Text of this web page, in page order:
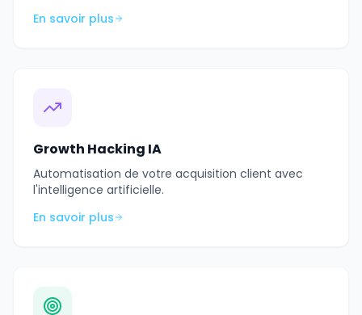
En savoir plus
Growth Hacking IA
Automatisation de votre acquisition client avec
l'intelligence artificielle.
En savoir plus